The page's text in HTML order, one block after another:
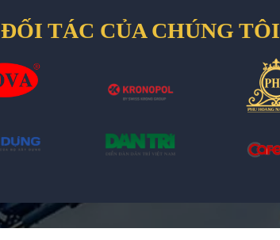
ĐỐI TÁC CỦA CHÚNG TÔI